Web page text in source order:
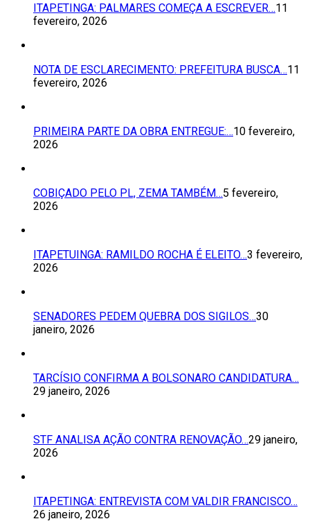
ITAPETINGA: PALMARES COMEÇA A ESCREVER…11
fevereiro, 2026
NOTA DE ESCLARECIMENTO: PREFEITURA BUSCA…11
fevereiro, 2026
PRIMEIRA PARTE DA OBRA ENTREGUE:…10 fevereiro,
2026
COBIÇADO PELO PL, ZEMA TAMBÉM…5 fevereiro,
2026
ITAPETUINGA: RAMILDO ROCHA É ELEITO…3 fevereiro,
2026
SENADORES PEDEM QUEBRA DOS SIGILOS…30
janeiro, 2026
TARCÍSIO CONFIRMA A BOLSONARO CANDIDATURA…
29 janeiro, 2026
STF ANALISA AÇÃO CONTRA RENOVAÇÃO…29 janeiro,
2026
ITAPETINGA: ENTREVISTA COM VALDIR FRANCISCO…
26 janeiro, 2026